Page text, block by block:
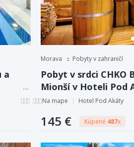
a
Morava Pobyty v zahraničí
Pobyt v srdci CHKO
Mionší v Hoteli Pod
zľavou na pivné
Na mape Hotel Pod Akáty
145 € Kúpené 487x